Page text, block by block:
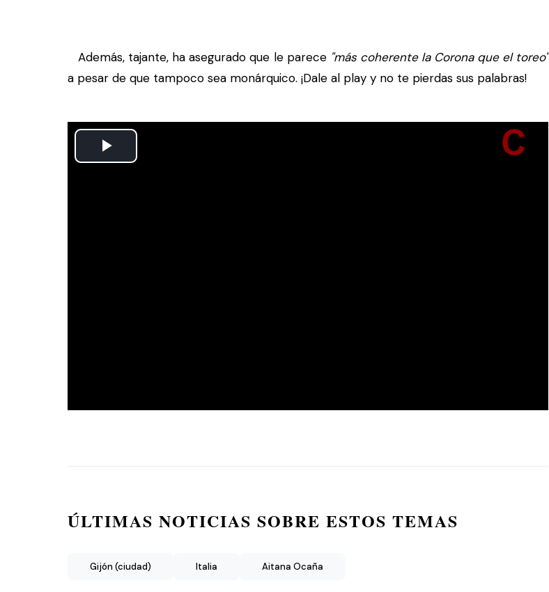
Además, tajante, ha asegurado que le parece "más coherente la Corona que el toreo"
a pesar de que tampoco sea monárquico. ¡Dale al play y no te pierdas sus palabras!
ÚLTIMAS NOTICIAS SOBRE ESTOS TEMAS
Gijón (ciudad) Italia Aitana Ocaña